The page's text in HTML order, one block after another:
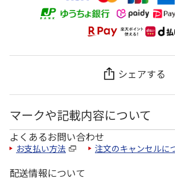
シェアする
マークや記載内容について
よくあるお問い合わせ
お支払い方法 注文のキャンセルに
配送情報について